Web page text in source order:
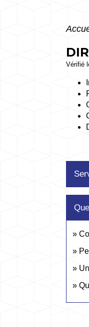
Vérifié